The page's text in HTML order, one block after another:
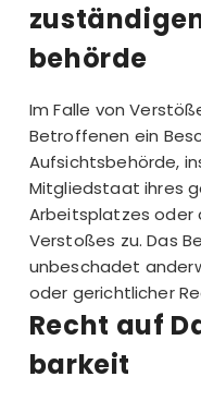
behörde
Im Falle von
Betroffenen ein
Aufsichtsbehörde,
Mitgliedstaat ihres
Arbeitsplatzes oder
Verstoßes zu. Das
unbeschadet
oder gerichtlicher
Recht auf
barkeit